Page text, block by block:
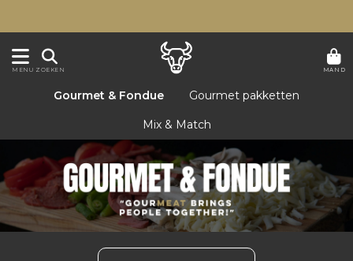
MENU ZOEKEN MAND
Gourmet & Fondue Gourmet pakketten
Mix & Match